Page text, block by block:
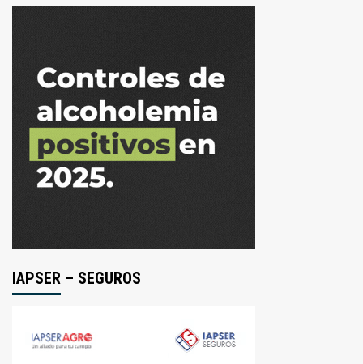
IAPSER – SEGUROS